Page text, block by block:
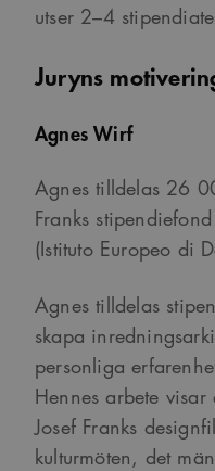
utser 2–4
Juryns
Agnes Wirf
Agnes tilldelas 26
Franks
(Istituto Europeo di
Agnes tilldelas
skapa
personliga
Hennes arbete
Josef Franks
kulturmöten, det